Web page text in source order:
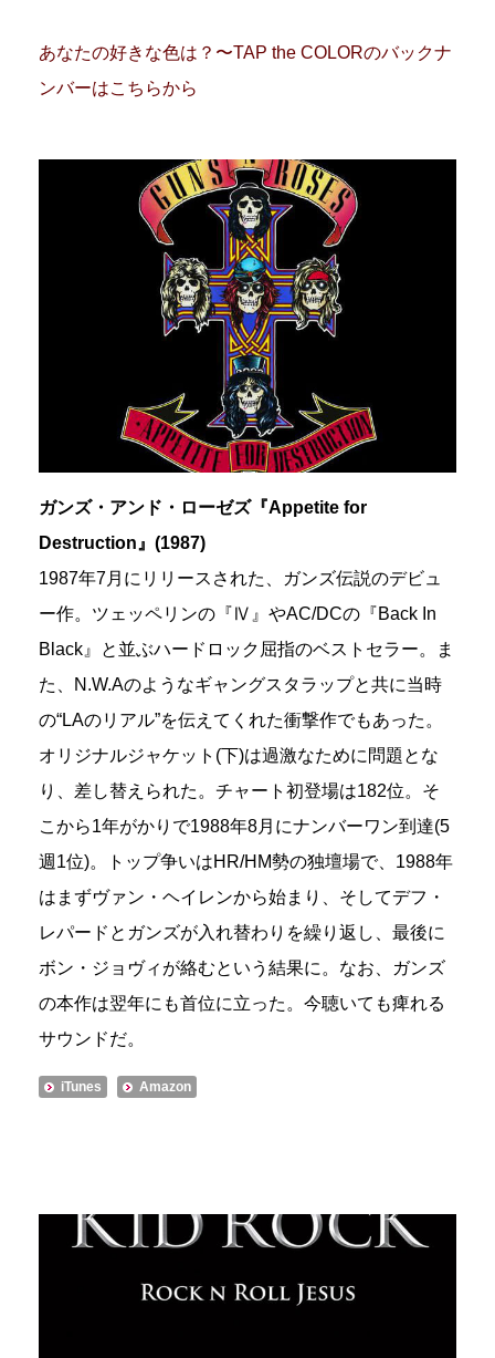
あなたの好きな色は？〜TAP the COLORのバックナ
ンバーはこちらから
ガンズ・アンド・ローゼズ『Appetite for
Destruction』(1987)
1987年7月にリリースされた、ガンズ伝説のデビュ
ー作。ツェッペリンの『Ⅳ』やAC/DCの『Back In
Black』と並ぶハードロック屈指のベストセラー。ま
た、N.W.Aのようなギャングスタラップと共に当時
の“LAのリアル”を伝えてくれた衝撃作でもあった。
オリジナルジャケット(下)は過激なために問題とな
り、差し替えられた。チャート初登場は182位。そ
こから1年がかりで1988年8月にナンバーワン到達(5
週1位)。トップ争いはHR/HM勢の独壇場で、1988年
はまずヴァン・ヘイレンから始まり、そしてデフ・
レパードとガンズが入れ替わりを繰り返し、最後に
ボン・ジョヴィが絡むという結果に。なお、ガンズ
の本作は翌年にも首位に立った。今聴いても痺れる
サウンドだ。
iTunes Amazon